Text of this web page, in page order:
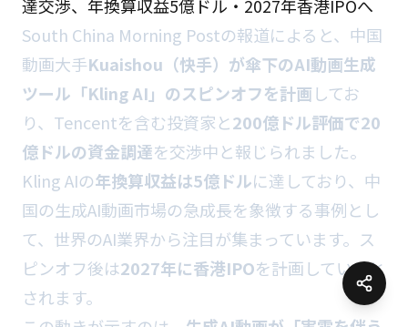
達交渉、年換算収益5億ドル・2027年香港IPOへ
South China Morning Postの報道によると、中国
動画大手Kuaishou（快手）が傘下のAI動画生成
ツール「Kling AI」のスピンオフを計画してお
り、Tencentを含む投資家と200億ドル評価で20
億ドルの資金調達を交渉中と報じられました。
Kling AIの年換算収益は5億ドルに達しており、中
国の生成AI動画市場の急成長を象徴する事例とし
て、世界のAI業界から注目が集まっています。ス
ピンオフ後は2027年に香港IPOを計画していると
されます。